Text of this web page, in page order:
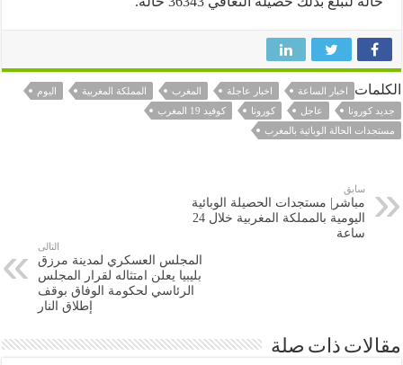
اخبار الساعة اخبار عاجلة المغرب المملكة المغربية
اليوم
عاجل كورونا
كوفيد 19 المغرب
الحالة الوبائية بالمغرب
مباشر| مستجدات الحصيلة الوبائية
اليومية بالمملكة المغربية خلال 24
المجلس العسكري لمدينة مرزق
بليبيا يعلن امتثاله لقرار المجلس
الرئاسي لحكومة الوفاق بوقف
إطلاق النار
ذات صلة